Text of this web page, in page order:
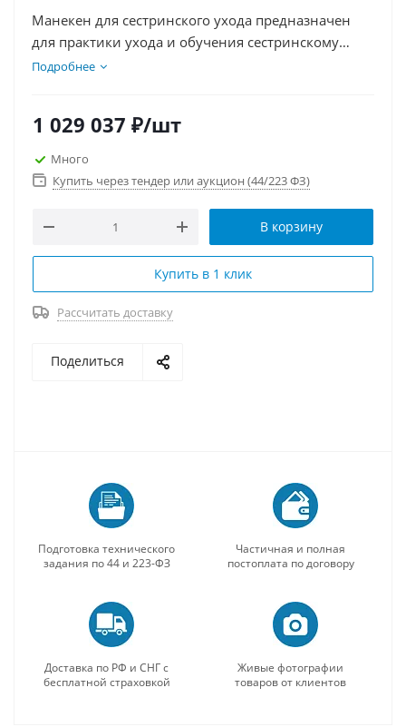
Манекен для сестринского ухода предназначен
для практики ухода и обучения сестринскому
делу. Включает тренировку инъекций, ухода за
веками, контрастными зрачками и имитацией
пульса. Идеален для медучебных заведений и
аккредитации специалистов.
Подробнее
1 029 037 ₽/шт
Много
Купить через тендер или аукцион (44/223 ФЗ)
В корзину
Купить в 1 клик
Рассчитать доставку
Поделиться
Подготовка технического
задания по 44 и 223-ФЗ
Частичная и полная
постоплата по договору
Доставка по РФ и СНГ с
бесплатной страховкой
Живые фотографии
товаров от клиентов